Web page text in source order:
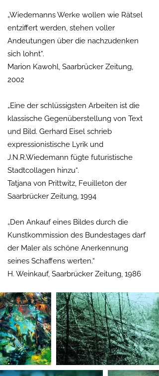
„Wiedemanns Werke wollen wie Rätsel
entziffert werden, stehen voller
Andeutungen über die nachzudenken
sich lohnt“.
Marion Kawohl, Saarbrücker Zeitung,
2002
„Eine der schlüssigsten Arbeiten ist die
klassische Gegenüberstellung von Text
und Bild. Gerhard Eisel schrieb
expressionistische Lyrik und
J.N.R.Wiedemann fügte futuristische
Stadtcollagen hinzu“.
Tatjana von Prittwitz, Feuilleton der
Saarbrücker Zeitung, 1994
„Den Ankauf eines Bildes durch die
Kunstkommission des Bundestages darf
der Maler als schöne Anerkennung
seines Schaffens werten.“
H. Weinkauf, Saarbrücker Zeitung, 1986